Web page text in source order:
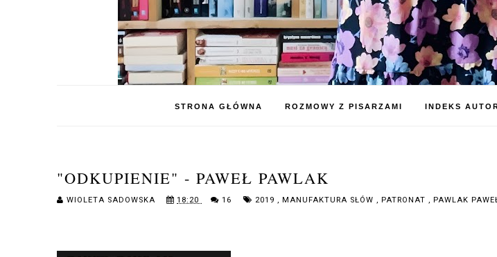
STRONA GŁÓWNA ROZMOWY Z PISARZAMI INDEKS
"ODKUPIENIE" - PAWEŁ PAWLAK
WIOLETA SADOWSKA 18:20 16 2019 , MANUFAKTURA SŁÓW , PATRONAT , PAWLAK